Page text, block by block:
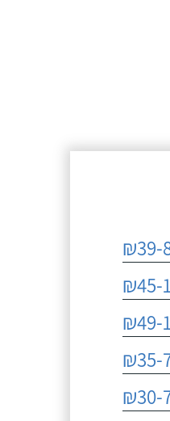
₪39-
₪45-
₪49-
₪35-
₪30-